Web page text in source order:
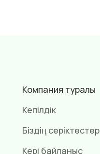
Компания туралы
Кепілдік
Біздің серіктестер
Кері байланыс